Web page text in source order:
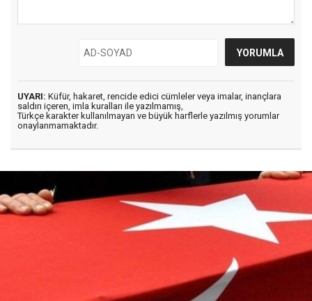
UYARI: Küfür, hakaret, rencide edici cümleler veya imalar, inançlara
saldırı içeren, imla kuralları ile yazılmamış,
Türkçe karakter kullanılmayan ve büyük harflerle yazılmış yorumlar
onaylanmamaktadır.